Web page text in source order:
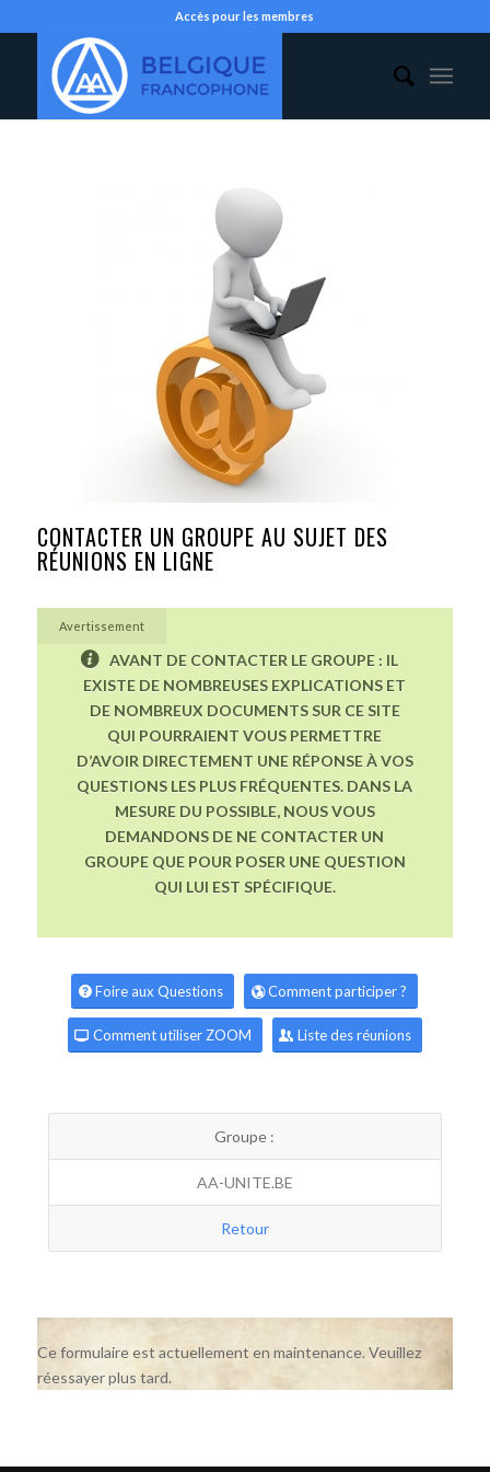
Accès pour les membres
CONTACTER UN GROUPE AU SUJET DES
RÉUNIONS EN LIGNE
Avertissement
AVANT DE CONTACTER LE GROUPE : IL
EXISTE DE NOMBREUSES EXPLICATIONS ET
DE NOMBREUX DOCUMENTS SUR CE SITE
QUI POURRAIENT VOUS PERMETTRE
D’AVOIR DIRECTEMENT UNE RÉPONSE À VOS
QUESTIONS LES PLUS FRÉQUENTES. DANS LA
MESURE DU POSSIBLE, NOUS VOUS
DEMANDONS DE NE CONTACTER UN
GROUPE QUE POUR POSER UNE QUESTION
QUI LUI EST SPÉCIFIQUE.
Foire aux Questions Comment participer ?
Comment utiliser ZOOM Liste des réunions
Groupe :
AA-UNITE.BE
Retour
Ce formulaire est actuellement en maintenance. Veuillez
réessayer plus tard.